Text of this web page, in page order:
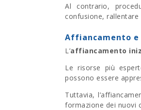
Al contrario,
confusione, rallentare
Affiancamento
L’affiancamento
Le risorse più
possono essere
Tuttavia,
formazione dei nuovi